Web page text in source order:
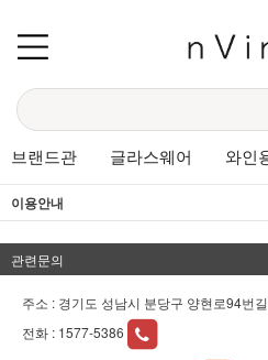
브랜드관 글라스웨어 와인
이용안내
관련문의
주소 : 경기도 성남시 분당구 양현로94번
전화 : 1577-5386